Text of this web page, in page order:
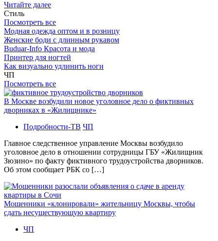
Читайте далее
Стиль
Посмотреть все
Модная одежда оптом и в розницу
Женские боди с длинным рукавом
Buduar-Info Красота и мода
Принтер для ногтей
Как визуально удлинить ноги
ЧП
Посмотреть все
В Москве возбудили новое уголовное дело о фиктивных
дворниках в «Жилищнике»
Подробности-ТВ ЧП
Главное следственное управление Москвы возбудило
уголовное дело в отношении сотрудницы ГБУ «Жилищник
Зюзино» по факту фиктивного трудоустройства дворников.
Об этом сообщает РБК со […]
Мошенники «клонировали» жительницу Москвы, чтобы
сдать несуществующую квартиру
ЧП